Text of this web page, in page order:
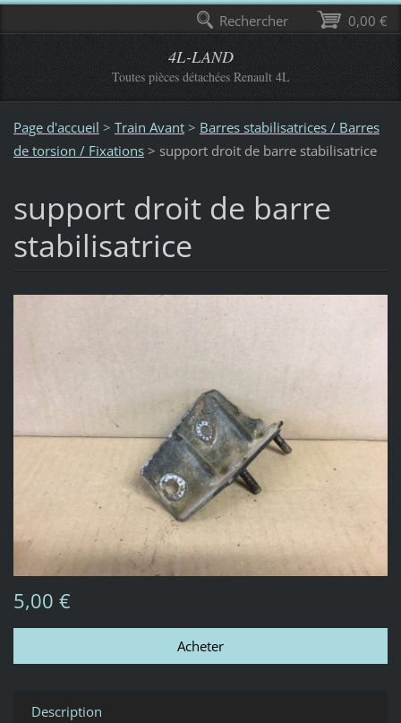
4L-LAND
Toutes pièces détachées Renault 4L
Page d'accueil > Train Avant > Barres stabilisatrices / Barres
de torsion / Fixations > support droit de barre stabilisatrice
support droit de barre
stabilisatrice
5,00 €
Description
0,00 €
Rechercher